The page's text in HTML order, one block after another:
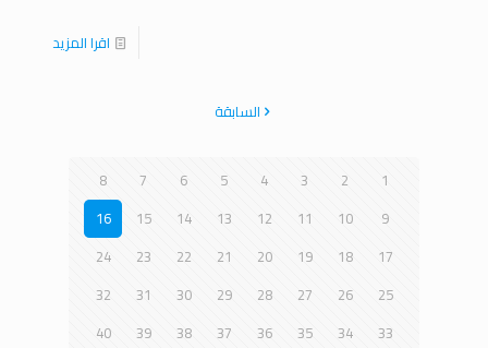
اقرا المزيد
السابقة
1
2
3
4
5
6
7
8
9
10
11
12
13
14
15
16
17
18
19
20
21
22
23
24
25
26
27
28
29
30
31
32
33
34
35
36
37
38
39
40